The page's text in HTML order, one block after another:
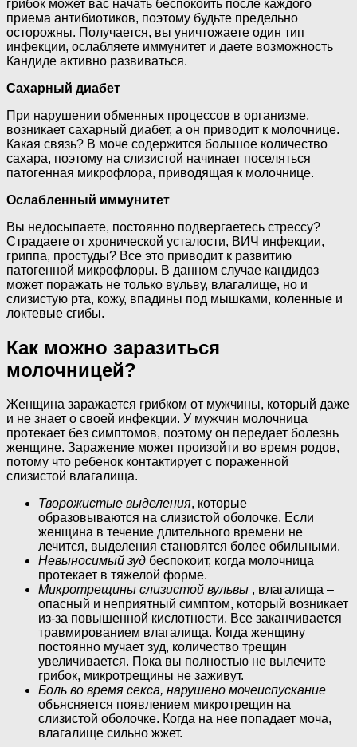
грибок может вас начать беспокоить после каждого
приема антибиотиков, поэтому будьте предельно
осторожны. Получается, вы уничтожаете один тип
инфекции, ослабляете иммунитет и даете возможность
Кандиде активно развиваться.
Сахарный диабет
При нарушении обменных процессов в организме,
возникает сахарный диабет, а он приводит к молочнице.
Какая связь? В моче содержится большое количество
сахара, поэтому на слизистой начинает поселяться
патогенная микрофлора, приводящая к молочнице.
Ослабленный иммунитет
Вы недосыпаете, постоянно подвергаетесь стрессу?
Страдаете от хронической усталости, ВИЧ инфекции,
гриппа, простуды? Все это приводит к развитию
патогенной микрофлоры. В данном случае кандидоз
может поражать не только вульву, влагалище, но и
слизистую рта, кожу, впадины под мышками, коленные и
локтевые сгибы.
Как можно заразиться
молочницей?
Женщина заражается грибком от мужчины, который даже
и не знает о своей инфекции. У мужчин молочница
протекает без симптомов, поэтому он передает болезнь
женщине. Заражение может произойти во время родов,
потому что ребенок контактирует с пораженной
слизистой влагалища.
Творожистые выделения, которые
образовываются на слизистой оболочке. Если
женщина в течение длительного времени не
лечится, выделения становятся более обильными.
Невыносимый зуд беспокоит, когда молочница
протекает в тяжелой форме.
Микротрещины слизистой вульвы , влагалища –
опасный и неприятный симптом, который возникает
из-за повышенной кислотности. Все заканчивается
травмированием влагалища. Когда женщину
постоянно мучает зуд, количество трещин
увеличивается. Пока вы полностью не вылечите
грибок, микротрещины не заживут.
Боль во время секса, нарушено мочеиспускание
объясняется появлением микротрещин на
слизистой оболочке. Когда на нее попадает моча,
влагалище сильно жжет.